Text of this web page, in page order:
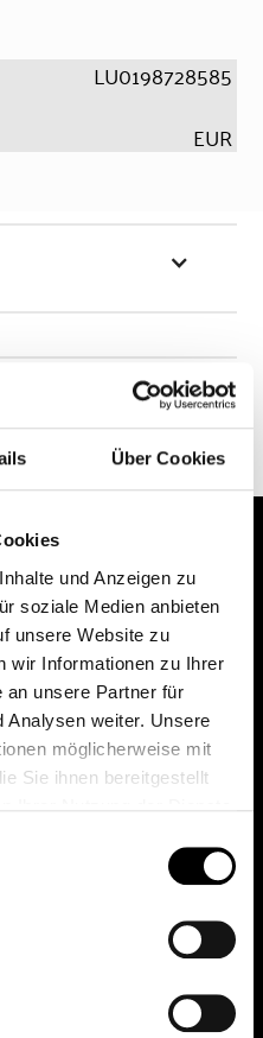
Über Cookies
und Anzeigen zu
soziale Medien anbieten
unsere Website zu
wir Informationen zu Ihrer
an unsere Partner für
Analysen weiter. Unsere
möglicherweise mit
Sie ihnen bereitgestellt
LU0198728585
EUR
mit 0€ Kontoführung,
Depotgebühren bei